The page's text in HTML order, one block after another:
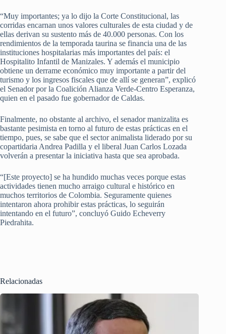
“Muy importantes; ya lo dijo la Corte Constitucional, las
corridas encarnan unos valores culturales de esta ciudad y de
ellas derivan su sustento más de 40.000 personas. Con los
rendimientos de la temporada taurina se financia una de las
instituciones hospitalarias más importantes del país: el
Hospitalito Infantil de Manizales. Y además el municipio
obtiene un derrame económico muy importante a partir del
turismo y los ingresos fiscales que de allí se generan”, explicó
el Senador por la Coalición Alianza Verde-Centro Esperanza,
quien en el pasado fue gobernador de Caldas.
Finalmente, no obstante al archivo, el senador manizalita es
bastante pesimista en torno al futuro de estas prácticas en el
tiempo, pues, se sabe que el sector animalista liderado por su
copartidaria Andrea Padilla y el liberal Juan Carlos Lozada
volverán a presentar la iniciativa hasta que sea aprobada.
“[Este proyecto] se ha hundido muchas veces porque estas
actividades tienen mucho arraigo cultural e histórico en
muchos territorios de Colombia. Seguramente quienes
intentaron ahora prohibir estas prácticas, lo seguirán
intentando en el futuro”, concluyó Guido Echeverry
Piedrahita.
Relacionadas